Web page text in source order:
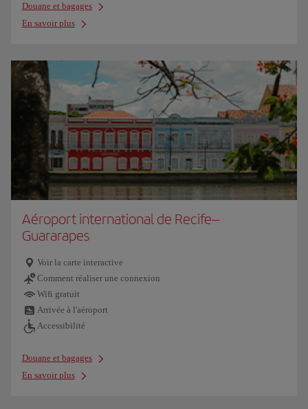
Douane et bagages
En savoir plus
Aéroport international de Recife–
Guararapes
Voir la carte interactive
Comment réaliser une connexion
Wifi gratuit
Arrivée à l'aéroport
Accessibilité
Douane et bagages
En savoir plus